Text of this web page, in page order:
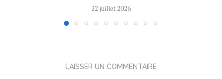
22 juillet 2026
LAISSER UN COMMENTAIRE